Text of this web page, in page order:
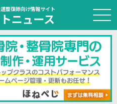
整復師向け情報サイト
ニュース